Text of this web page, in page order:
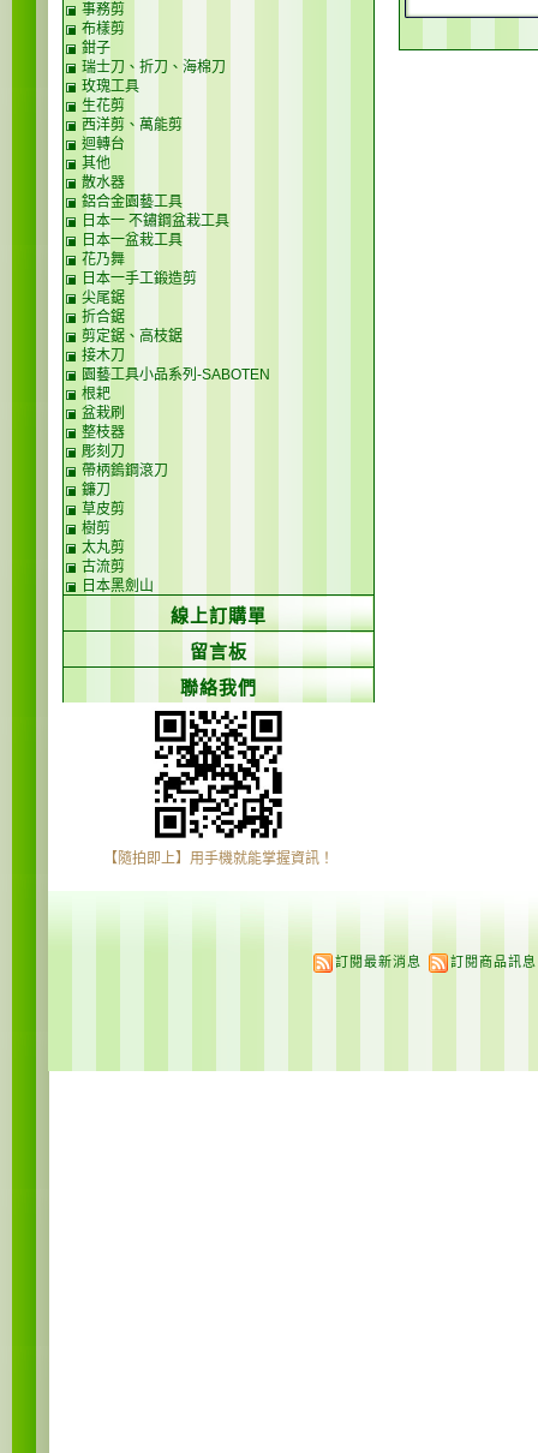
事務剪
布樣剪
鉗子
瑞士刀、折刀、海棉刀
玫瑰工具
生花剪
西洋剪、萬能剪
迴轉台
其他
散水器
鋁合金園藝工具
日本一 不鏽鋼盆栽工具
日本一盆栽工具
花乃舞
日本一手工鍛造剪
尖尾鋸
折合鋸
剪定鋸、高枝鋸
接木刀
園藝工具小品系列-SABOTEN
根耙
盆栽刷
整枝器
彫刻刀
帶柄鎢鋼滾刀
鐮刀
草皮剪
樹剪
太丸剪
古流剪
日本黑劍山
線上訂購單
留言板
聯絡我們
【隨拍即上】用手機就能掌握資訊！
訂閱最新消息 訂閱商品訊息